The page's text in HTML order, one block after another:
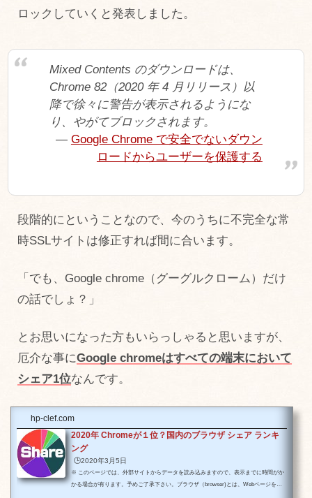
ロックしていくと発表しました。
Mixed Contents のダウンロードは、
Chrome 82（2020 年 4 月リリース）以
降で徐々に警告が表示されるようにな
り、やがてブロックされます。
Google Chrome で安全でないダウン
ロードからユーザーを保護する
段階的にということなので、今のうちに不完全な常
時SSLサイトは修正すれば間に合います。
「でも、Google chrome（グーグルクローム）だけ
の話でしょ？」
とお思いになった方もいらっしゃると思いますが、
厄介な事にGoogle chromeはすべての端末において
シェア1位なんです。
hp-clef.com
2020年 Chromeが１位？国内のブラウザ シェア ランキ
ング
🕒️2020年3月5日
※ このページでは、外部サイトからデータを読み込みますので、表示までに時間がか
かる場合が有ります。予めご了承下さい。ブラウザ（browser)とは、Webページを見